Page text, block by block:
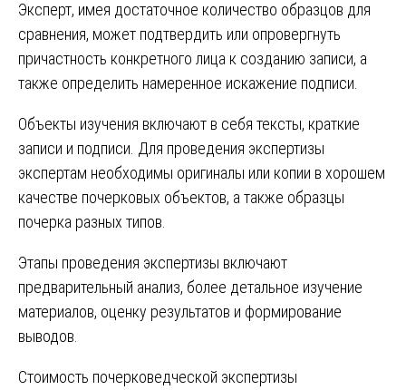
Эксперт, имея достаточное количество образцов для
сравнения, может подтвердить или опровергнуть
причастность конкретного лица к созданию записи, а
также определить намеренное искажение подписи.
Объекты изучения включают в себя тексты, краткие
записи и подписи. Для проведения экспертизы
экспертам необходимы оригиналы или копии в хорошем
качестве почерковых объектов, а также образцы
почерка разных типов.
Этапы проведения экспертизы включают
предварительный анализ, более детальное изучение
материалов, оценку результатов и формирование
выводов.
Стоимость почерковедческой экспертизы